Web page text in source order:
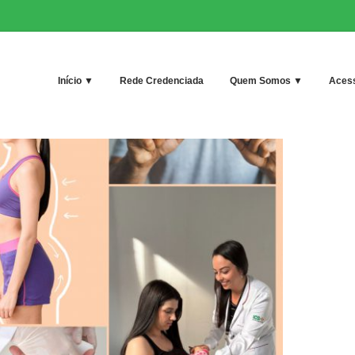
Início ▼ Rede Credenciada Quem Somos ▼